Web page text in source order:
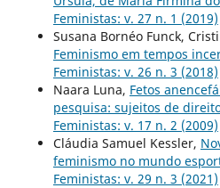
Feministas: v. 27 n. 1 (2019)
Susana Bornéo Funck,
Feminismo em tempos
Feministas: v. 26 n. 3 (2018)
Naara Luna, Fetos
pesquisa: sujeitos de
Feministas: v. 17 n. 2 (2009)
Cláudia Samuel Kessler,
feminismo no mundo
Feministas: v. 29 n. 3 (2021)